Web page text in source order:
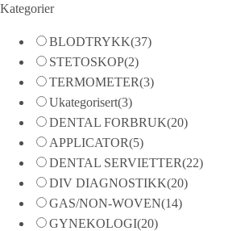
Kategorier
BLODTRYKK(37)
STETOSKOP(2)
TERMOMETER(3)
Ukategorisert(3)
DENTAL FORBRUK(20)
APPLICATOR(5)
DENTAL SERVIETTER(22)
DIV DIAGNOSTIKK(20)
GAS/NON-WOVEN(14)
GYNEKOLOGI(20)